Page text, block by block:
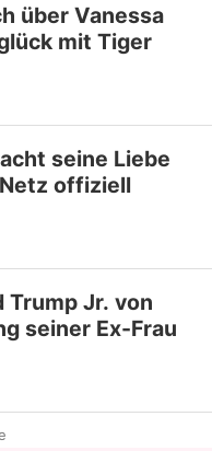
über Vanessa
mit Tiger
seine Liebe
offiziell
Trump Jr. von
seiner Ex-Frau